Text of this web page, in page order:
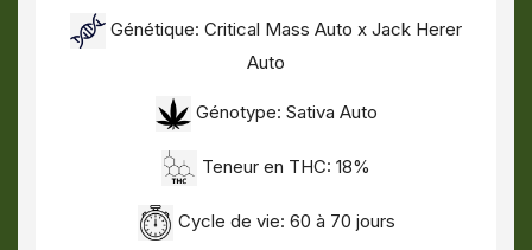
Génétique: Critical Mass Auto x Jack Herer
Auto
Génotype: Sativa Auto
Teneur en THC: 18%
Cycle de vie: 60 à 70 jours